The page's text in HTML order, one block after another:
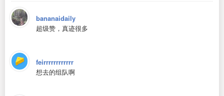
bananaidaily
超级赞，真迹很多
feirrrrrrrrrrrr
想去的组队啊